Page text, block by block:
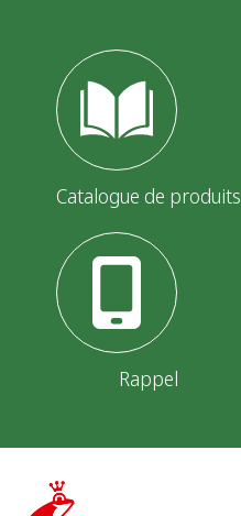
Catalogue de produits
Rappel